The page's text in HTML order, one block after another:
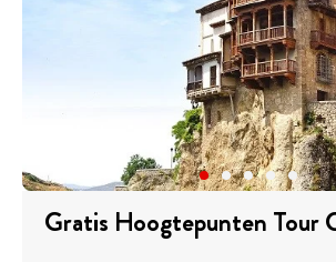
Gratis Hoogtepunten Tour